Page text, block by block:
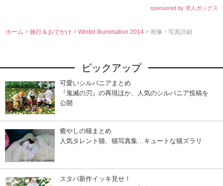
sponsored by 求人ボックス
ホーム >旅行＆おでかけ>Winter Illumination 2014> 画像・写真詳細
ピックアップ
可愛いシルバニアまとめ
『鬼滅の刃』の再現ほか、人気のシルバニア投稿を
公開
癒やしの猫まとめ
人気タレント猫、猫写真集…キュートな猫ズラリ
スタバ新作イッキ見せ！